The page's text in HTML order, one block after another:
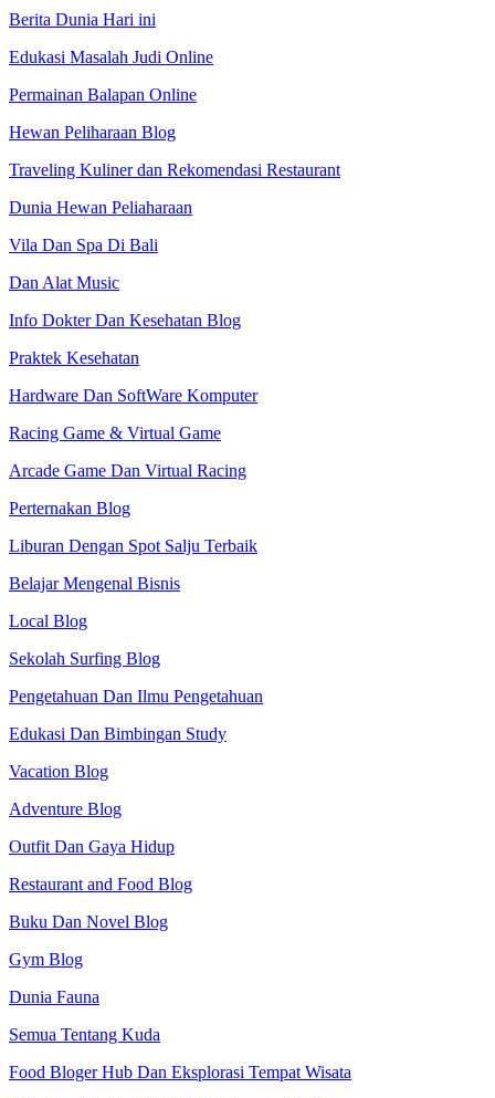
Berita Dunia Hari ini
Edukasi Masalah Judi Online
Permainan Balapan Online
Hewan Peliharaan Blog
Traveling Kuliner dan Rekomendasi Restaurant
Dunia Hewan Peliaharaan
Vila Dan Spa Di Bali
Dan Alat Music
Info Dokter Dan Kesehatan Blog
Praktek Kesehatan
Hardware Dan SoftWare Komputer
Racing Game & Virtual Game
Arcade Game Dan Virtual Racing
Perternakan Blog
Liburan Dengan Spot Salju Terbaik
Belajar Mengenal Bisnis
Local Blog
Sekolah Surfing Blog
Pengetahuan Dan Ilmu Pengetahuan
Edukasi Dan Bimbingan Study
Vacation Blog
Adventure Blog
Outfit Dan Gaya Hidup
Restaurant and Food Blog
Buku Dan Novel Blog
Gym Blog
Dunia Fauna
Semua Tentang Kuda
Food Bloger Hub Dan Eksplorasi Tempat Wisata